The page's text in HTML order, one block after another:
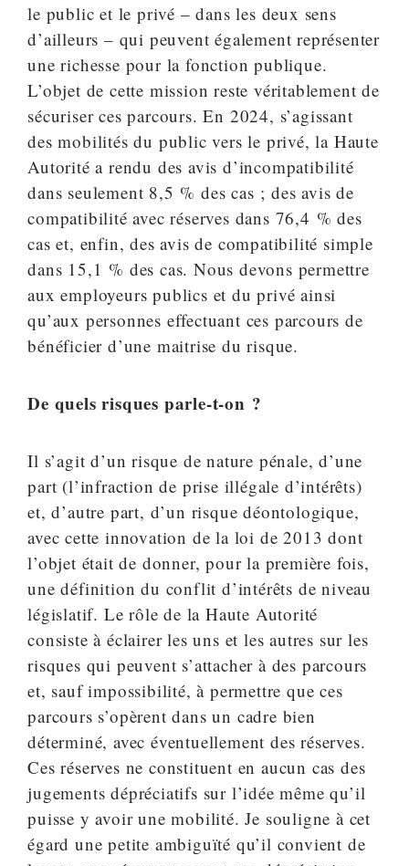
le public et le privé – dans les deux sens
d’ailleurs – qui peuvent également représenter
une richesse pour la fonction publique.
L’objet de cette mission reste véritablement de
sécuriser ces parcours. En 2024, s’agissant
des mobilités du public vers le privé, la Haute
Autorité a rendu des avis d’incompatibilité
dans seulement 8,5 % des cas ; des avis de
compatibilité avec réserves dans 76,4 % des
cas et, enfin, des avis de compatibilité simple
dans 15,1 % des cas. Nous devons permettre
aux employeurs publics et du privé ainsi
qu’aux personnes effectuant ces parcours de
bénéficier d’une maitrise du risque.
De quels risques parle-t-on ?
Il s’agit d’un risque de nature pénale, d’une
part (l’infraction de prise illégale d’intérêts)
et, d’autre part, d’un risque déontologique,
avec cette innovation de la loi de 2013 dont
l’objet était de donner, pour la première fois,
une définition du conflit d’intérêts de niveau
législatif. Le rôle de la Haute Autorité
consiste à éclairer les uns et les autres sur les
risques qui peuvent s’attacher à des parcours
et, sauf impossibilité, à permettre que ces
parcours s’opèrent dans un cadre bien
déterminé, avec éventuellement des réserves.
Ces réserves ne constituent en aucun cas des
jugements dépréciatifs sur l’idée même qu’il
puisse y avoir une mobilité. Je souligne à cet
égard une petite ambiguïté qu’il convient de